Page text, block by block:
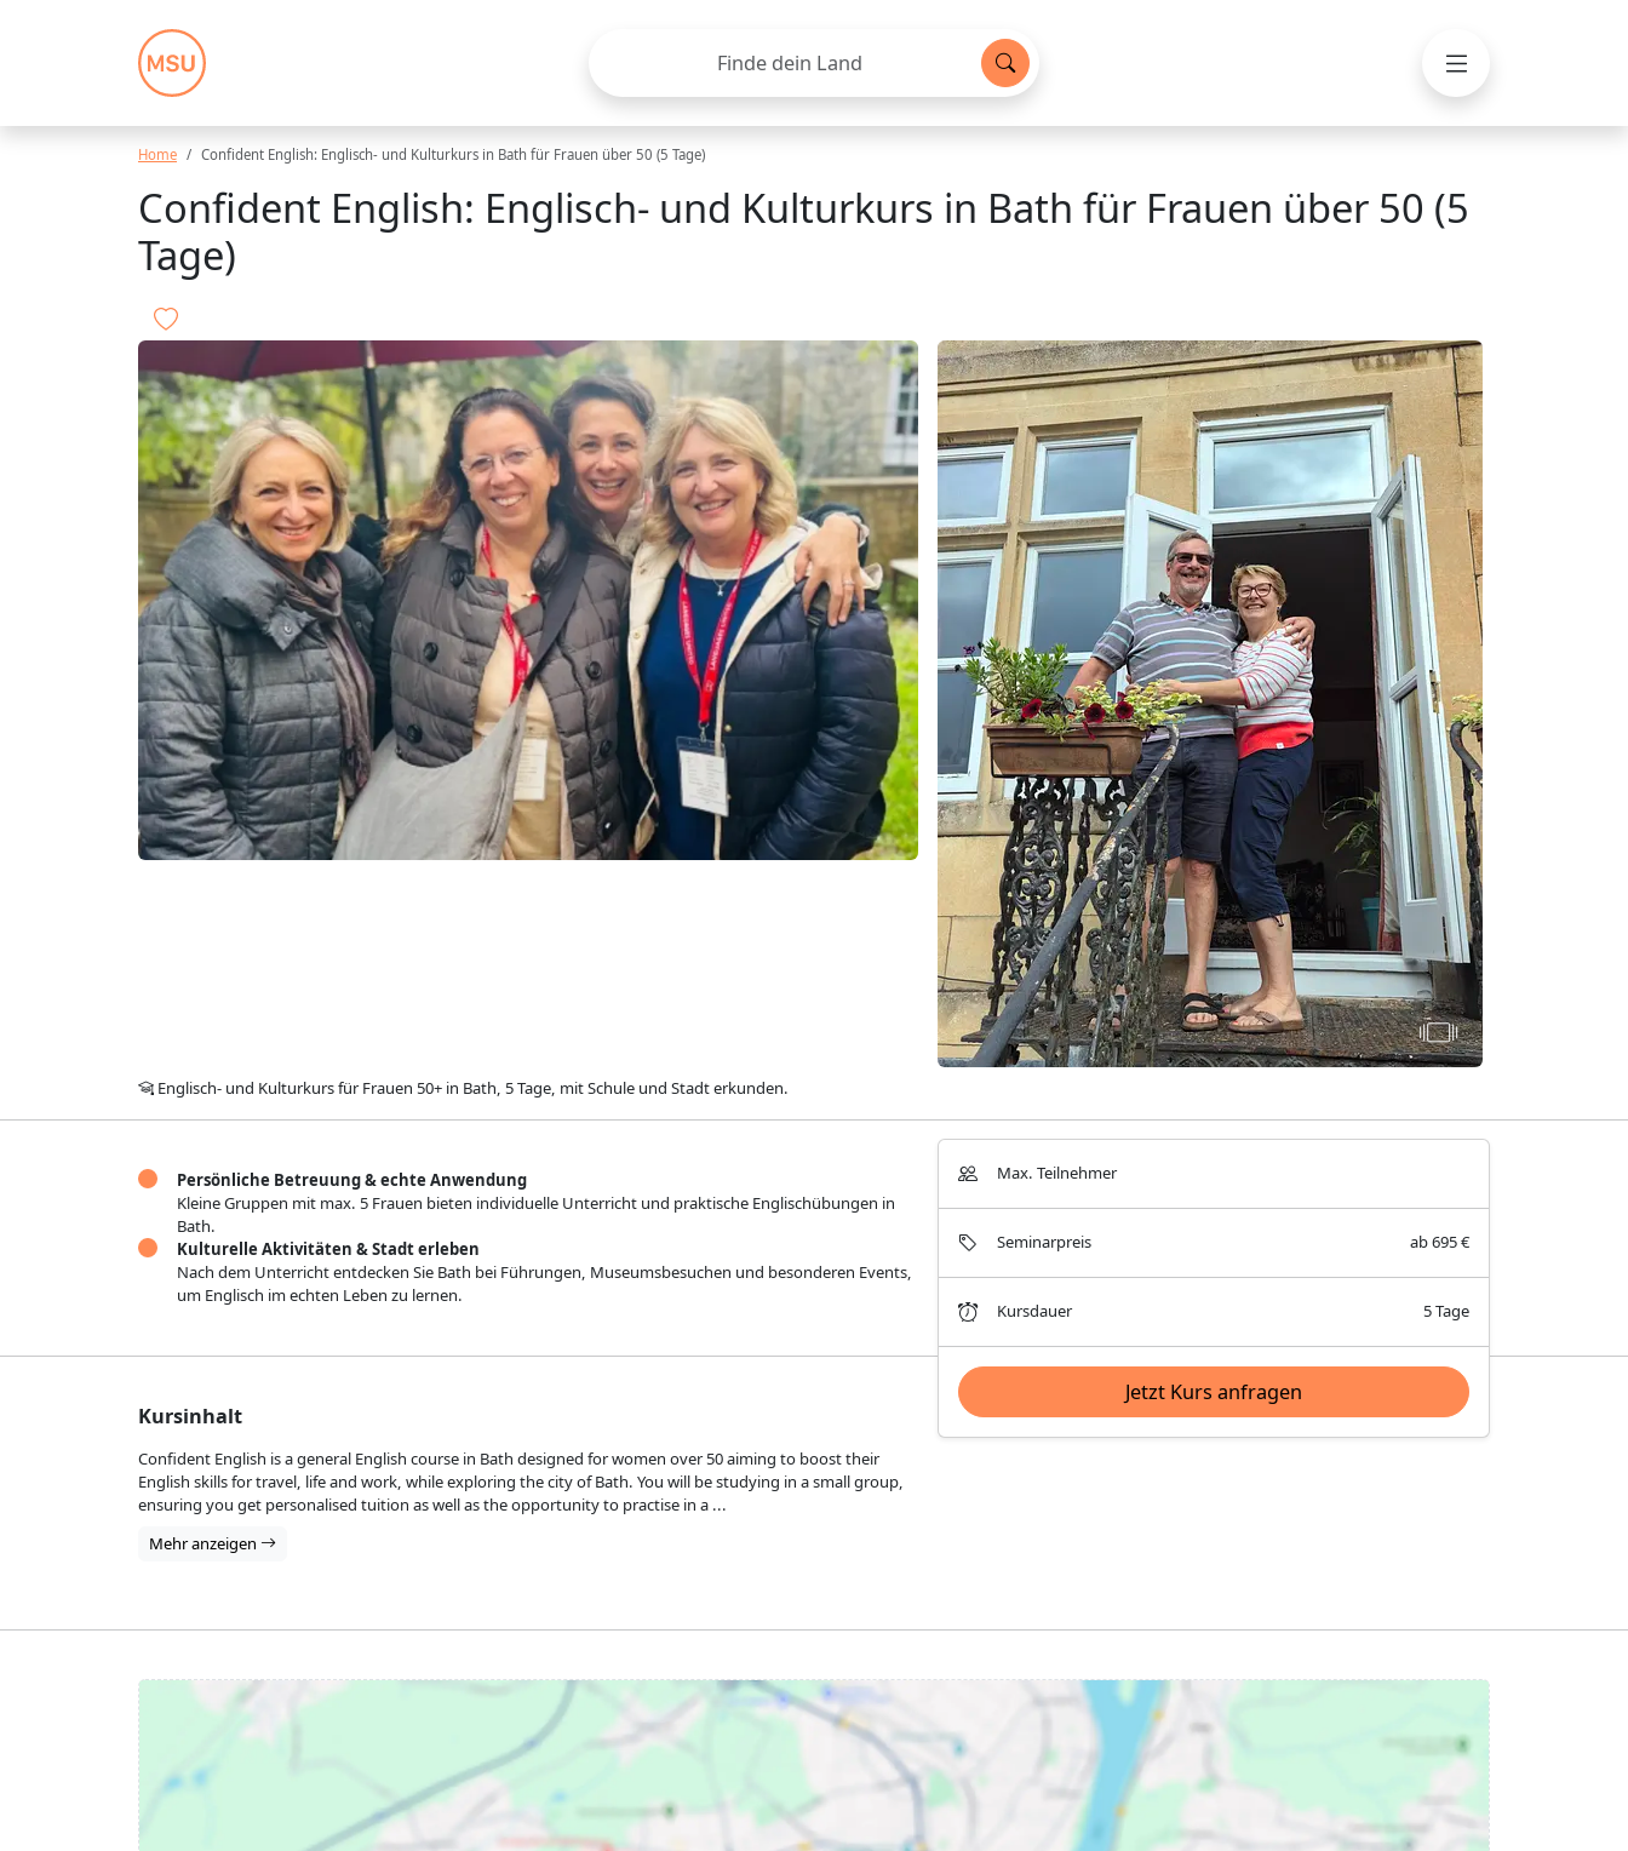
Finde dein Land Menü
Home Confident English: Englisch- und Kulturkurs in Bath für Frauen über 50 (5 Tage)
Confident English: Englisch- und Kulturkurs in Bath für Frauen über 50 (5
Tage)
Englisch- und Kulturkurs für Frauen 50+ in Bath, 5 Tage, mit Schule und Stadt erkunden.
Persönliche Betreuung & echte Anwendung
Kleine Gruppen mit max. 5 Frauen bieten individuelle Unterricht und praktische Englischübungen in
Bath.
Kulturelle Aktivitäten & Stadt erleben
Nach dem Unterricht entdecken Sie Bath bei Führungen, Museumsbesuchen und besonderen Events,
um Englisch im echten Leben zu lernen.
Kursinhalt
Confident English is a general English course in Bath designed for women over 50 aiming to boost their
English skills for travel, life and work, while exploring the city of Bath. You will be studying in a small group,
ensuring you get personalised tuition as well as the opportunity to practise in a ...
Mehr anzeigen
Max. Teilnehmer
Seminarpreis ab 695 €
Kursdauer 5 Tage
Jetzt Kurs anfragen